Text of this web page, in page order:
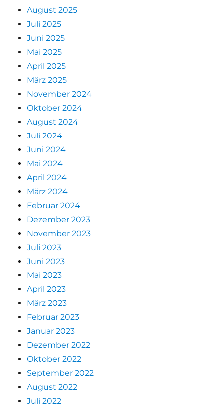
August 2025
Juli 2025
Juni 2025
Mai 2025
April 2025
März 2025
November 2024
Oktober 2024
August 2024
Juli 2024
Juni 2024
Mai 2024
April 2024
März 2024
Februar 2024
Dezember 2023
November 2023
Juli 2023
Juni 2023
Mai 2023
April 2023
März 2023
Februar 2023
Januar 2023
Dezember 2022
Oktober 2022
September 2022
August 2022
Juli 2022